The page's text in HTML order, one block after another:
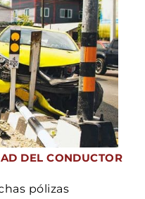
DEL CONDUCTOR
pólizas